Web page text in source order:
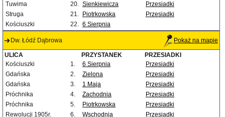
Tuwima
20. Sienkiewicza
Przesiadki
Struga
21. Piotrkowska
Przesiadki
Kościuszki
22. 6 Sierpnia
Dw. Łódź Dąbrowa Pokaż na mapie
ULICA PRZYSTANEK
PRZESIADKI
Kościuszki
1. 6 Sierpnia
Przesiadki
Gdańska
2. Zielona
Przesiadki
Gdańska
3. 1 Maja
Przesiadki
Próchnika
4. Zachodnia
Przesiadki
Próchnika
5. Piotrkowska
Przesiadki
Rewolucji 1905r.
6. Wschodnia
Przesiadki